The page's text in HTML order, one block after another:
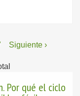
Siguiente ›
Por qué el ciclo